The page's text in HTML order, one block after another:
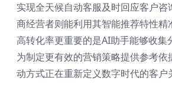
实现全天候自动客服及时回应客户咨
商经营者则能利用其智能推荐特性精
高转化率更重要的是AI助手能够收集
为制定更有效的营销策略提供参考依
动方式正在重新定义数字时代的客户